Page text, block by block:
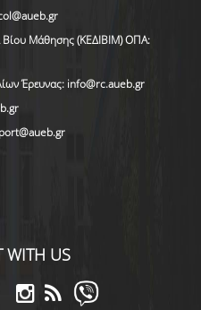
Βίου Μάθησης (ΚΕΔΙΒΙΜ) ΟΠΑ:
Έρευνας: info@rc.aueb.gr
WITH US